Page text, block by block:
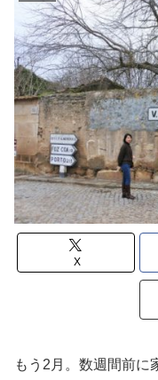
X
もう2月。数週間前に